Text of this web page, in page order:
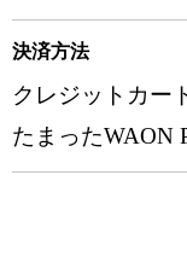
決済方法
クレジットカー
たまったWAON